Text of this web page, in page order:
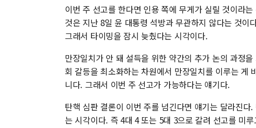
이번 주 선고를 한다면 인용 쪽에 무게가 실릴 것이라
것은 지난 8일 윤 대통령 석방과 무관하지 않다는 것
그래서 타이밍을 잠시 늦췄다는 시각이다.
만장일치가 안 돼 설득을 위한 약간의 추가 논의 과정
회 갈등을 최소화하는 차원에서 만장일치를 이루는 게
니다. 그래서 이번 주 선고가 가능하다는 얘기다.
탄핵 심판 결론이 이번 주를 넘긴다면 얘기는 달라진
는 시각이다. 즉 4대 4 또는 5대 3으로 갈려 선고를 미